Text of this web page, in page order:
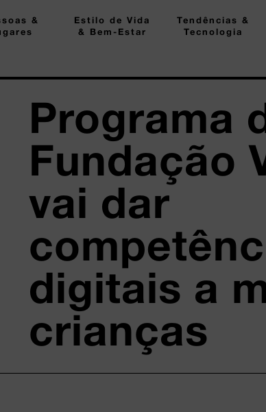
&
Estilo de Vida
& Bem-Estar
Tendências &
Tecnologia
Programa
Fundação
vai dar
digitais a
crianças